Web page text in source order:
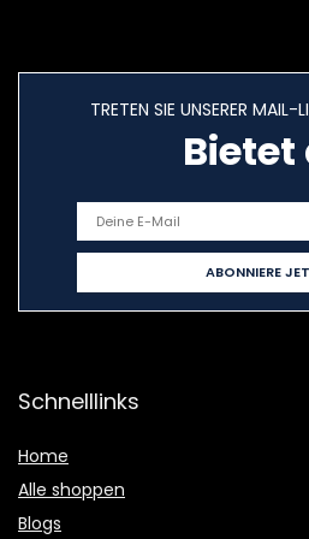
TRETEN SIE UNSERER MAIL-
Bietet
Schnelllinks
Home
Alle shoppen
Blogs